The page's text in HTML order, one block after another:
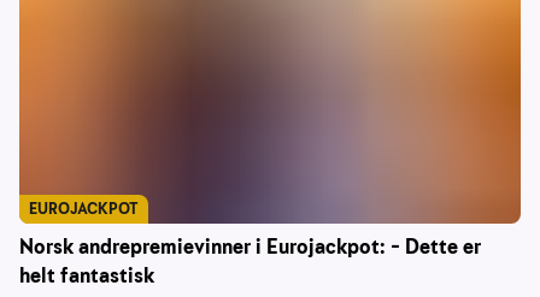
Norsk andrepremievinner i Eurojackpot: – Dette er
helt fantastisk
EUROJACKPOT